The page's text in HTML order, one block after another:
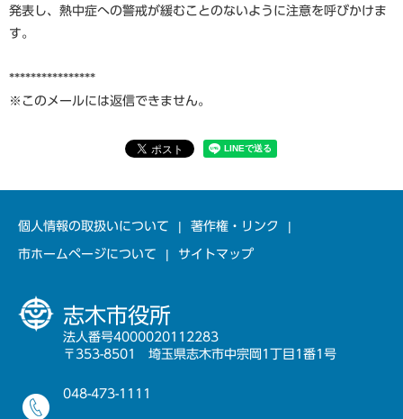
発表し、熱中症への警戒が緩むことのないように注意を呼びかけま
す。
****************
※このメールには返信できません。
個人情報の取扱いについて 著作権・リンク
市ホームページについて サイトマップ
志木市役所
法人番号4000020112283
〒353-8501 埼玉県志木市中宗岡1丁目1番1号
048-473-1111